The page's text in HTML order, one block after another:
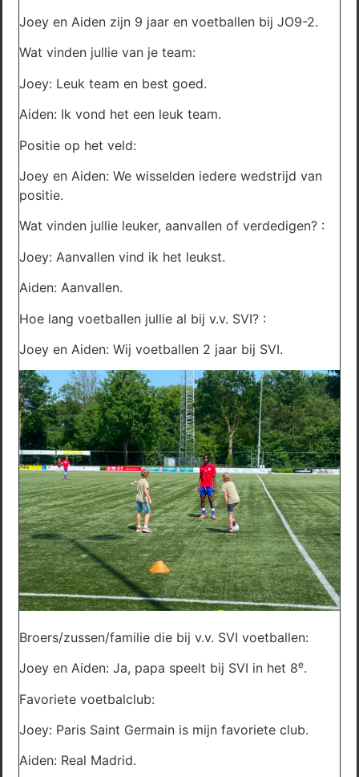
Joey en Aiden zijn 9 jaar en voetballen bij JO9-2.
Wat vinden jullie van je team:
Joey: Leuk team en best goed.
Aiden: Ik vond het een leuk team.
Positie op het veld:
Joey en Aiden: We wisselden iedere wedstrijd van
positie.
Wat vinden jullie leuker, aanvallen of verdedigen? :
Joey: Aanvallen vind ik het leukst.
Aiden: Aanvallen.
Hoe lang voetballen jullie al bij v.v. SVI? :
Joey en Aiden: Wij voetballen 2 jaar bij SVI.
Broers/zussen/familie die bij v.v. SVI voetballen:
Joey en Aiden: Ja, papa speelt bij SVI in het 8e.
Favoriete voetbalclub:
Joey: Paris Saint Germain is mijn favoriete club.
Aiden: Real Madrid.